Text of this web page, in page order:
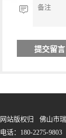
网站版权归 佛山市
电话：180-2275-